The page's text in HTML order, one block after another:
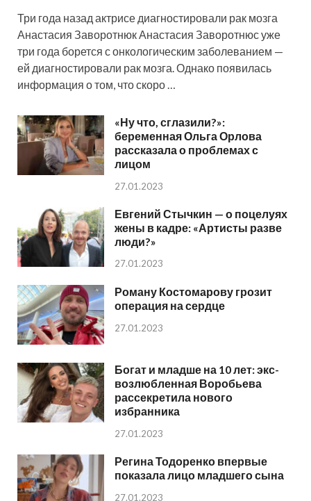
Три года назад актрисе диагностировали рак мозга
Анастасия Заворотнюк Анастасия Заворотнюс уже
три года борется с онкологическим заболеванием —
ей диагностировали рак мозга. Однако появилась
информация о том, что скоро …
«Ну что, сглазили?»:
беременная Ольга Орлова
рассказала о проблемах с
лицом
27.01.2023
Евгений Стычкин — о поцелуях
жены в кадре: «Артисты разве
люди?»
27.01.2023
Роману Костомарову грозит
операция на сердце
27.01.2023
Богат и младше на 10 лет: экс-
возлюбленная Воробьева
рассекретила нового
избранника
27.01.2023
Регина Тодоренко впервые
показала лицо младшего сына
27.01.2023